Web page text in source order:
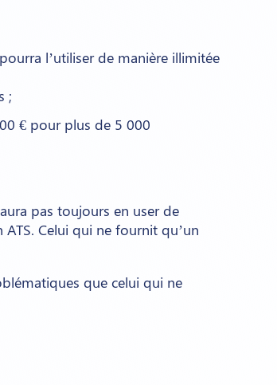
l’utiliser de manière illimitée
;
€ pour plus de 5 000
pas toujours en user de
Celui qui ne fournit qu’un
que celui qui ne